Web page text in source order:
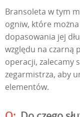
Bransoleta w tym
ogniw, które
dopasowania jej
względu na czarną
operacji, zalecamy
zegarmistrza, aby
elementów.